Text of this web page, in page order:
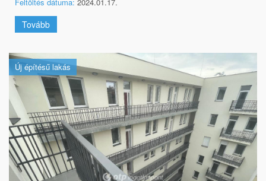
Tovább
Új építésű lakás